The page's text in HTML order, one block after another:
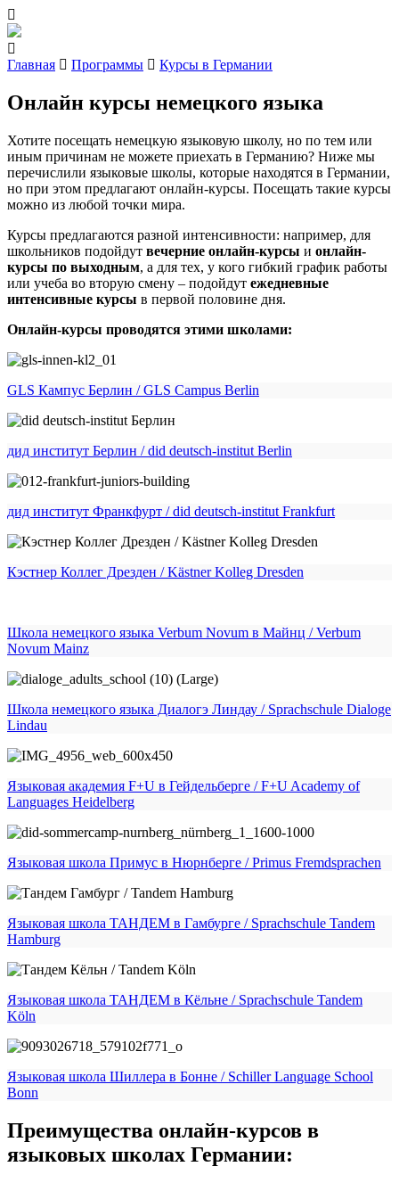
Главная Программы Курсы в Германии
Онлайн курсы немецкого языка
Хотите посещать немецкую языковую школу, но по тем или
иным причинам не можете приехать в Германию? Ниже мы
перечислили языковые школы, которые находятся в Германии,
но при этом предлагают онлайн-курсы. Посещать такие курсы
можно из любой точки мира.
Курсы предлагаются разной интенсивности: например, для
школьников подойдут вечерние онлайн-курсы и онлайн-
курсы по выходным, а для тех, у кого гибкий график работы
или учеба во вторую смену – подойдут ежедневные
интенсивные курсы в первой половине дня.
Онлайн-курсы проводятся этими школами:
GLS Кампус Берлин / GLS Campus Berlin
дид институт Берлин / did deutsch-institut Berlin
дид институт Франкфурт / did deutsch-institut Frankfurt
Кэстнер Коллег Дрезден / Kästner Kolleg Dresden
Школа немецкого языка Verbum Novum в Майнц / Verbum
Novum Mainz
Школа немецкого языка Диалогэ Линдау / Sprachschule Dialoge
Lindau
Языковая академия F+U в Гейдельберге / F+U Academy of
Languages Heidelberg
Языковая школа Примус в Нюрнберге / Primus Fremdsprachen
Языковая школа ТАНДЕМ в Гамбурге / Sprachschule Tandem
Hamburg
Языковая школа ТАНДЕМ в Кёльне / Sprachschule Tandem
Köln
Языковая школа Шиллера в Бонне / Schiller Language School
Bonn
Преимущества онлайн-курсов в
языковых школах Германии: